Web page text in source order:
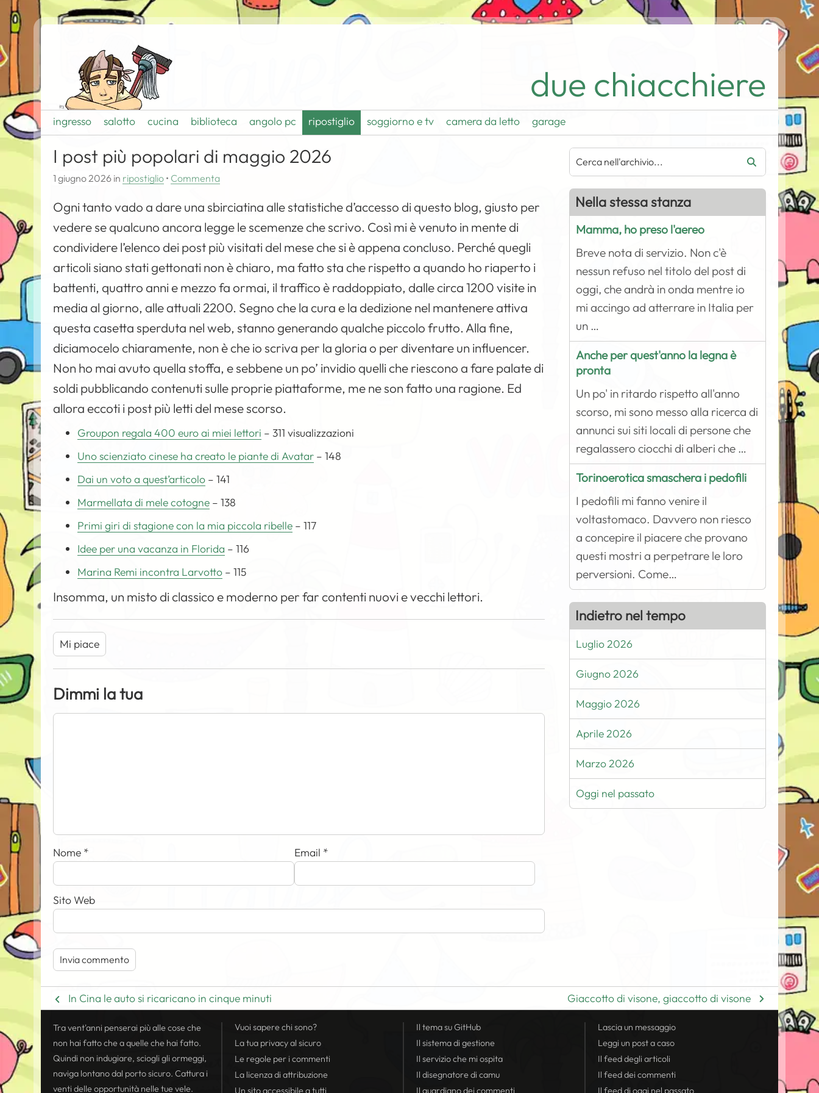
due chiacchiere
ingresso salotto cucina biblioteca angolo pc ripostiglio soggiorno e tv camera da letto garage
I post più popolari di maggio 2026
1 giugno 2026 in ripostiglio • Commenta
Ogni tanto vado a dare una sbirciatina alle statistiche d’accesso di questo blog, giusto per
vedere se qualcuno ancora legge le scemenze che scrivo. Così mi è venuto in mente di
condividere l’elenco dei post più visitati del mese che si è appena concluso. Perché quegli
articoli siano stati gettonati non è chiaro, ma fatto sta che rispetto a quando ho riaperto i
battenti, quattro anni e mezzo fa ormai, il traffico è raddoppiato, dalle circa 1200 visite in
media al giorno, alle attuali 2200. Segno che la cura e la dedizione nel mantenere attiva
questa casetta sperduta nel web, stanno generando qualche piccolo frutto. Alla fine,
diciamocelo chiaramente, non è che io scriva per la gloria o per diventare un influencer.
Non ho mai avuto quella stoffa, e sebbene un po’ invidio quelli che riescono a fare palate di
soldi pubblicando contenuti sulle proprie piattaforme, me ne son fatto una ragione. Ed
allora eccoti i post più letti del mese scorso.
Groupon regala 400 euro ai miei lettori – 311 visualizzazioni
Uno scienziato cinese ha creato le piante di Avatar – 148
Dai un voto a quest’articolo – 141
Marmellata di mele cotogne – 138
Primi giri di stagione con la mia piccola ribelle – 117
Idee per una vacanza in Florida – 116
Marina Remi incontra Larvotto – 115
Insomma, un misto di classico e moderno per far contenti nuovi e vecchi lettori.
Mi piace
Dimmi la tua
Nome * Email *
Sito Web
Nella stessa stanza
Mamma, ho preso l'aereo
Breve nota di servizio. Non c'è
nessun refuso nel titolo del post di
oggi, che andrà in onda mentre io
mi accingo ad atterrare in Italia per
un …
Anche per quest'anno la legna è
pronta
Un po' in ritardo rispetto all'anno
scorso, mi sono messo alla ricerca di
annunci sui siti locali di persone che
regalassero ciocchi di alberi che …
Torinoerotica smaschera i pedofili
I pedofili mi fanno venire il
voltastomaco. Davvero non riesco
a concepire il piacere che provano
questi mostri a perpetrare le loro
perversioni. Come…
Indietro nel tempo
Luglio 2026
Giugno 2026
Maggio 2026
Aprile 2026
Marzo 2026
Oggi nel passato
In Cina le auto si ricaricano in cinque minuti Giaccotto di visone, giaccotto di visone
Tra vent'anni penserai più alle cose che
non hai fatto che a quelle che hai fatto.
Quindi non indugiare, sciogli gli ormeggi,
naviga lontano dal porto sicuro. Cattura i
venti delle opportunità nelle tue vele.
Vuoi sapere chi sono?
La tua privacyal sicuro
Le regole per i commenti
La licenza di attribuzione
Un sito accessibile a tutti
Il tema su GitHub
Il sistema di gestione
Il servizio che mi ospita
Il disegnatore di camu
Il guardiano dei commenti
Lascia un messaggio
Leggi un post a caso
Il feeddegli articoli
Il feeddei commenti
Il feeddi oggi nel passato